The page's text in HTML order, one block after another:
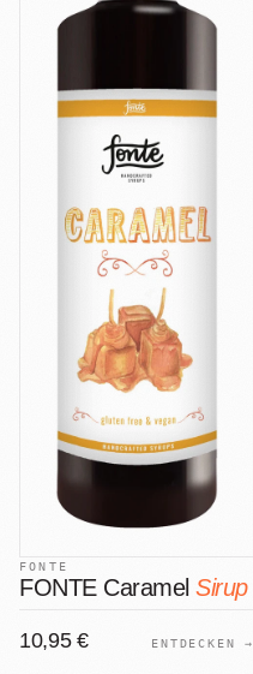
FONTE
FONTE Caramel Sirup
10,95 € ENTDECKEN →